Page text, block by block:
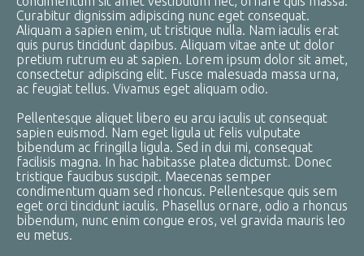
Curabitur dignissim adipiscing nunc eget consequat.
Aliquam a sapien enim, ut tristique nulla. Nam iaculis erat
quis purus tincidunt dapibus. Aliquam vitae ante ut dolor
pretium rutrum eu at sapien. Lorem ipsum dolor sit amet,
consectetur adipiscing elit. Fusce malesuada massa urna,
ac feugiat tellus. Vivamus eget aliquam odio.
Pellentesque aliquet libero eu arcu iaculis ut consequat
sapien euismod. Nam eget ligula ut felis vulputate
bibendum ac fringilla ligula. Sed in dui mi, consequat
facilisis magna. In hac habitasse platea dictumst. Donec
tristique faucibus suscipit. Maecenas semper
condimentum quam sed rhoncus. Pellentesque quis sem
eget orci tincidunt iaculis. Phasellus ornare, odio a rhoncus
bibendum, nunc enim congue eros, vel gravida mauris leo
eu metus.